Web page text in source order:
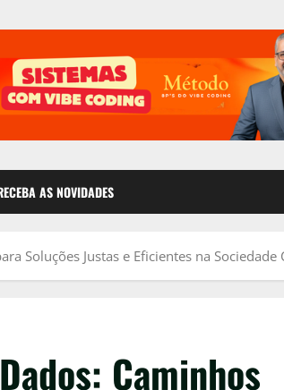
AS NOVIDADES
Soluções Justas e Eficientes na
Caminhos